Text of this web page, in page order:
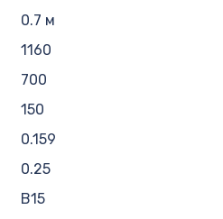
0.7 м
1160
700
150
0.159
0.25
B15